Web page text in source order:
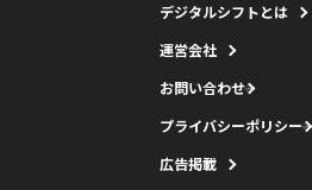
デジタルシフトとは
運営会社
お問い合わせ
プライバシーポリシー
広告掲載